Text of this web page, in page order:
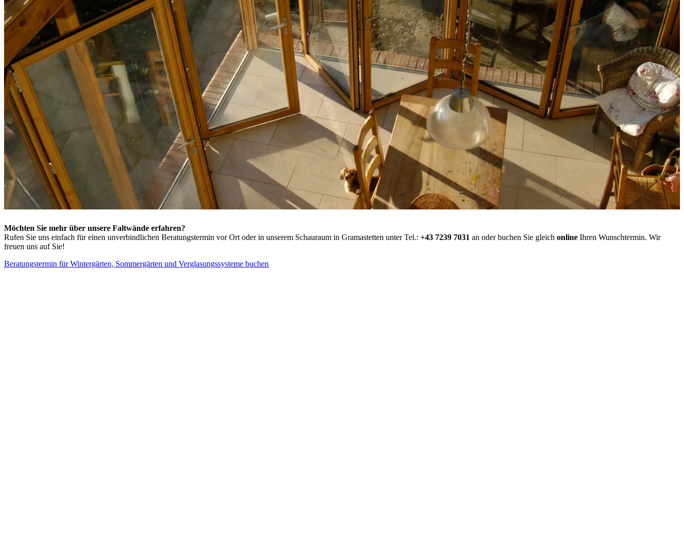
Möchten Sie mehr über unsere Faltwände erfahren?
Rufen Sie uns einfach für einen unverbindlichen Beratungstermin vor Ort oder in unserem Schauraum in Gramastetten unter Tel.: +43 7239 7031 an oder buchen Sie gleich online Ihren Wunschtermin. Wir
freuen uns auf Sie!
Beratungstermin für Wintergärten, Sommergärten und Verglasungssysteme buchen